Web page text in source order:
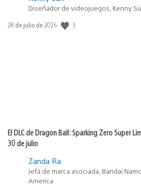
Diseñador de videojuegos, Kenny
Fecha
28 de julio de 2026 3
El DLC de Dragon Ball: Sparking Zero Super
30 de julio
Zanda Ra
Jefa de marca asociada, Bandai
America